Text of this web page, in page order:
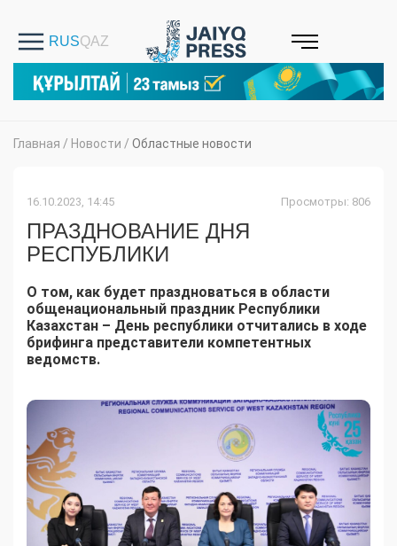
Главная / Новости / Областные новости
16.10.2023, 14:45 Просмотры: 806
ПРАЗДНОВАНИЕ ДНЯ
РЕСПУБЛИКИ
О том, как будет праздноваться в области
общенациональный праздник Республики
Казахстан – День республики отчитались в ходе
брифинга представители компетентных
ведомств.